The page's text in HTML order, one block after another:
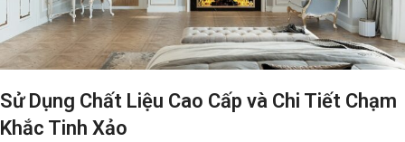
Sử Dụng Chất Liệu Cao Cấp và Chi Tiết Chạm
Khắc Tinh Xảo